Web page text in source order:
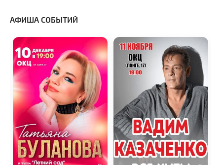
АФИША СОБЫТИЙ